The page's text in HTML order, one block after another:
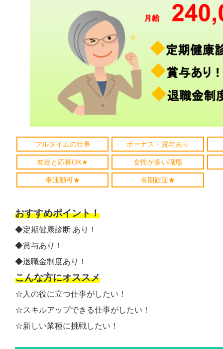
フルタイムの仕事 ボーナス・賞与あり
友達と応募OK★ 女性が多い職場
車通勤可★ 長期歓迎★
おすすめポイント！
◆定期健康診断 あり！
◆賞与あり！
◆退職金制度あり！
こんな方にオススメ
☆人の役に立つ仕事がしたい！
☆スキルアップできる仕事がしたい！
☆新しい業種に挑戦したい！